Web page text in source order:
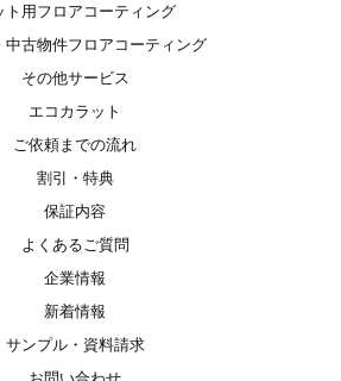
ト用フロアコーティング
中古物件フロアコーティング
その他サービス
エコカラット
ご依頼までの流れ
割引・特典
保証内容
よくあるご質問
企業情報
新着情報
サンプル・資料請求